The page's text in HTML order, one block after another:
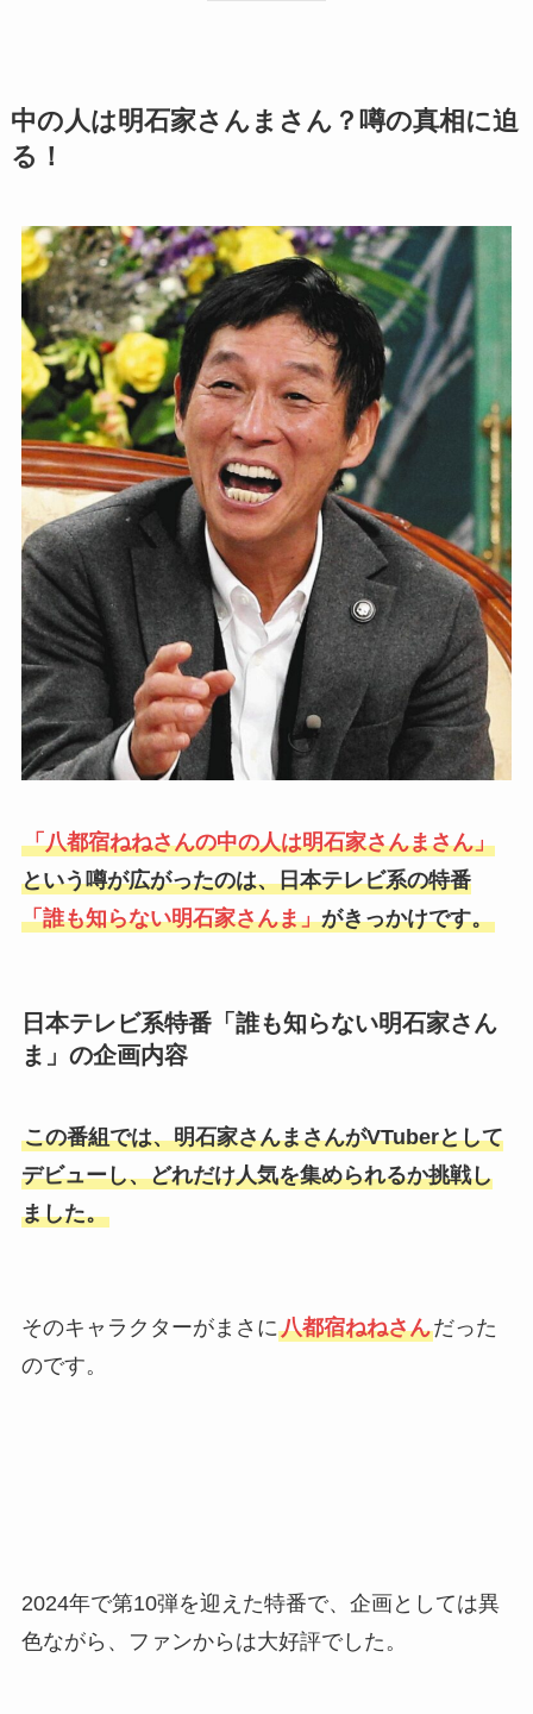
中の人は明石家さんまさん？噂の真相に迫
る！
「八都宿ねねさんの中の人は明石家さんまさん」
という噂が広がったのは、日本テレビ系の特番
「誰も知らない明石家さんま」がきっかけです。
日本テレビ系特番「誰も知らない明石家さん
ま」の企画内容
この番組では、明石家さんまさんがVTuberとして
デビューし、どれだけ人気を集められるか挑戦し
ました。
そのキャラクターがまさに八都宿ねねさんだった
のです。
2024年で第10弾を迎えた特番で、企画としては異
色ながら、ファンからは大好評でした。